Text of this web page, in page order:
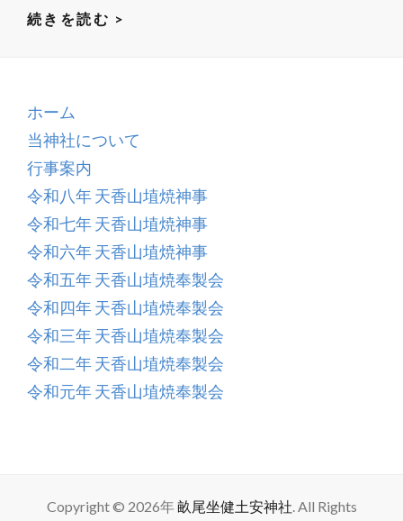
続きを読む >
安
ね
お
に
ま
た
け
は
に
ホーム
当神社について
行事案内
令和八年 天香山埴焼神事
令和七年 天香山埴焼神事
令和六年 天香山埴焼神事
令和五年 天香山埴焼奉製会
令和四年 天香山埴焼奉製会
令和三年 天香山埴焼奉製会
令和二年 天香山埴焼奉製会
令和元年 天香山埴焼奉製会
Copyright © 2026年 畝尾坐健土安神社. All Rights